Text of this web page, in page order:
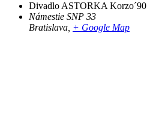
Divadlo ASTORKA Korzo´90
Námestie SNP 33
Bratislava + Google Map